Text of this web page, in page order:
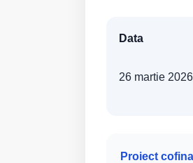
Data
26 martie 2026
Proiect